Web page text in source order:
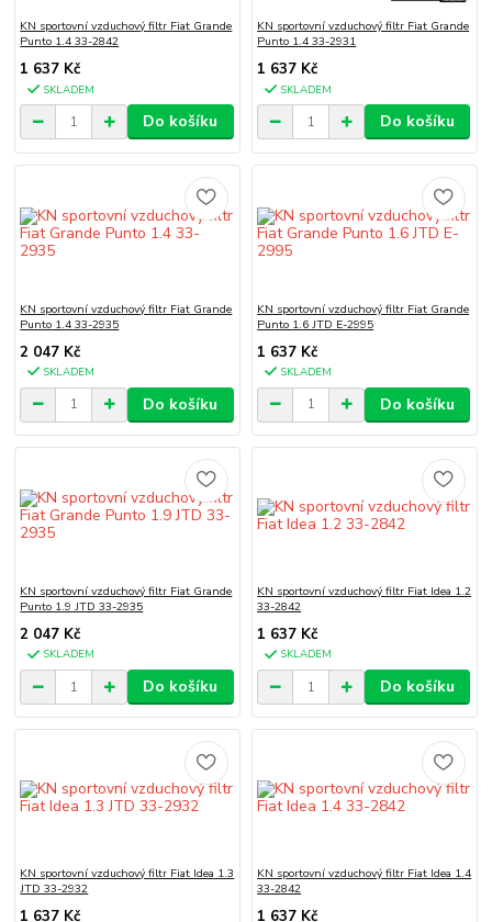
KN sportovní vzduchový filtr Fiat Grande
Punto 1.4 33-2842
1 637 Kč
SKLADEM
Do košíku
KN sportovní vzduchový filtr Fiat Grande
Punto 1.4 33-2931
1 637 Kč
SKLADEM
Do košíku
KN sportovní vzduchový filtr Fiat Grande
Punto 1.4 33-2935
2 047 Kč
SKLADEM
Do košíku
KN sportovní vzduchový filtr Fiat Grande
Punto 1.6 JTD E-2995
1 637 Kč
SKLADEM
Do košíku
KN sportovní vzduchový filtr Fiat Grande
Punto 1.9 JTD 33-2935
2 047 Kč
SKLADEM
Do košíku
KN sportovní vzduchový filtr Fiat Idea 1.2
33-2842
1 637 Kč
SKLADEM
Do košíku
KN sportovní vzduchový filtr Fiat Idea 1.3
JTD 33-2932
1 637 Kč
KN sportovní vzduchový filtr Fiat Idea 1.4
33-2842
1 637 Kč